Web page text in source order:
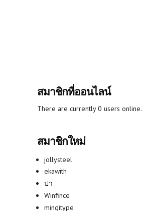
สมาชิกที่ออนไลน์
There are currently 0 users online.
สมาชิกใหม่
jollysteel
ekawith
ปา
Winfince
mingitype